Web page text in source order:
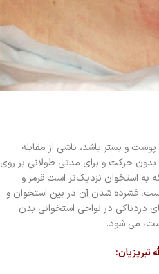
و بستر باشد، ناشی از مقابله
حرکت و برای مدتی طولانی بر روی
به استخوان نزدیک‌تر است قرمز و
فشرده شدن آن در بین استخوان و
در نواحی استخوانی بدن
می شود.
تبریزیان: